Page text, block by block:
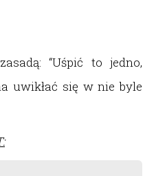
“Uśpić to jedno,
uwikłać się w nie byle